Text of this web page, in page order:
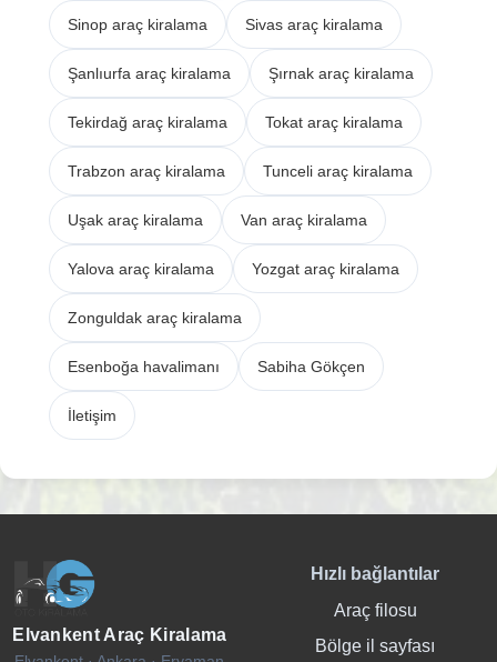
Sinop araç kiralama Sivas araç kiralama
Şanlıurfa araç kiralama Şırnak araç kiralama
Tekirdağ araç kiralama Tokat araç kiralama
Trabzon araç kiralama Tunceli araç kiralama
Uşak araç kiralama Van araç kiralama
Yalova araç kiralama Yozgat araç kiralama
Zonguldak araç kiralama
Esenboğa havalimanı Sabiha Gökçen
İletişim
Elvankent Araç Kiralama
Hızlı bağlantılar
Araç filosu
Bölge il sayfası